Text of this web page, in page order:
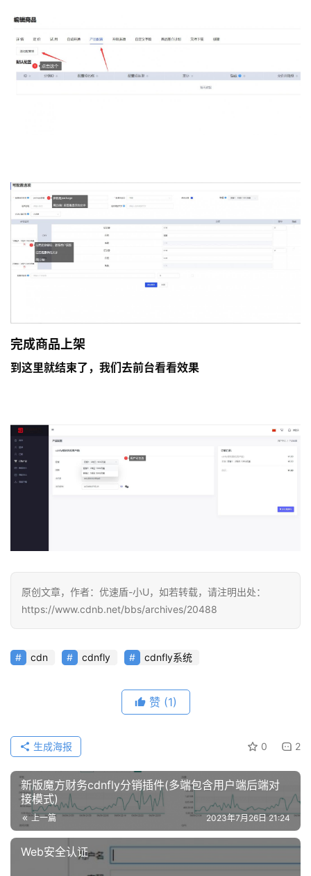
公
告
优
速
盾
态
完成商品上架
到这里就结束了，我们去前台看看效果
原创文章，作者：优速盾-小U，如若转载，请注明出处：
https://www.cdnb.net/bbs/archives/20488
cdn cdnfly cdnfly系统
赞 (1)
0 2
生成海报
新版魔方财务cdnfly分销插件(多端包含用户端后端对
接模式)
上一篇 2023年7月26日 21:24
Web安全认证